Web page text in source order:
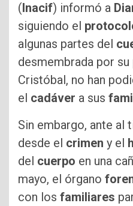
(Inacif) informó a
siguiendo el
algunas partes del
desmembrada por su
Cristóbal, no han
el cadáver a sus
Sin embargo, ante al
desde el crimen y el
del cuerpo en una
mayo, el órgano
con los familiares